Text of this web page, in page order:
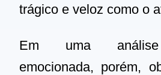
trágico e veloz como o
Em uma análise
emocionada, porém,